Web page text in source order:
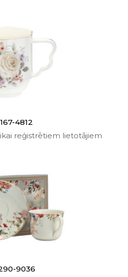
167-4812
reģistrētiem lietotājiem
9036